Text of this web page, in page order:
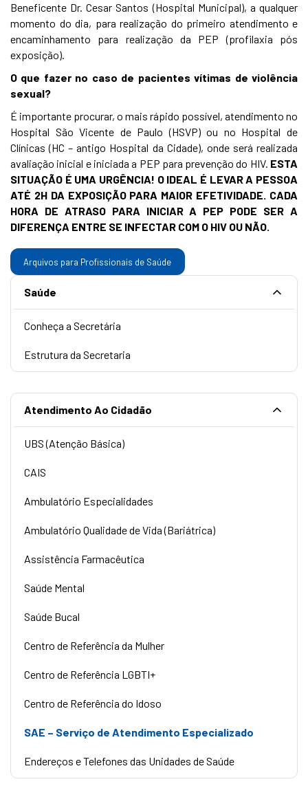
Beneficente Dr. Cesar Santos (Hospital Municipal), a qualquer
momento do dia, para realização do primeiro atendimento e
encaminhamento para realização da PEP (profilaxia pós
exposição).
O que fazer no caso de pacientes vítimas de violência
sexual?
É importante procurar, o mais rápido possível, atendimento no
Hospital São Vicente de Paulo (HSVP) ou no Hospital de
Clínicas (HC – antigo Hospital da Cidade), onde será realizada
avaliação inicial e iniciada a PEP para prevenção do HIV. ESTA
SITUAÇÃO É UMA URGÊNCIA! O IDEAL É LEVAR A PESSOA
ATÉ 2H DA EXPOSIÇÃO PARA MAIOR EFETIVIDADE. CADA
HORA DE ATRASO PARA INICIAR A PEP PODE SER A
DIFERENÇA ENTRE SE INFECTAR COM O HIV OU NÃO.
Arquivos para Profissionais de Saúde
Saúde
Conheça a Secretária
Estrutura da Secretaria
Atendimento Ao Cidadão
UBS (Atenção Básica)
CAIS
Ambulatório Especialidades
Ambulatório Qualidade de Vida (Bariátrica)
Assistência Farmacêutica
Saúde Mental
Saúde Bucal
Centro de Referência da Mulher
Centro de Referência LGBTI+
Centro de Referência do Idoso
SAE – Serviço de Atendimento Especializado
Endereços e Telefones das Unidades de Saúde